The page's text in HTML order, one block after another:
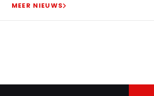
MEER NIEUWS